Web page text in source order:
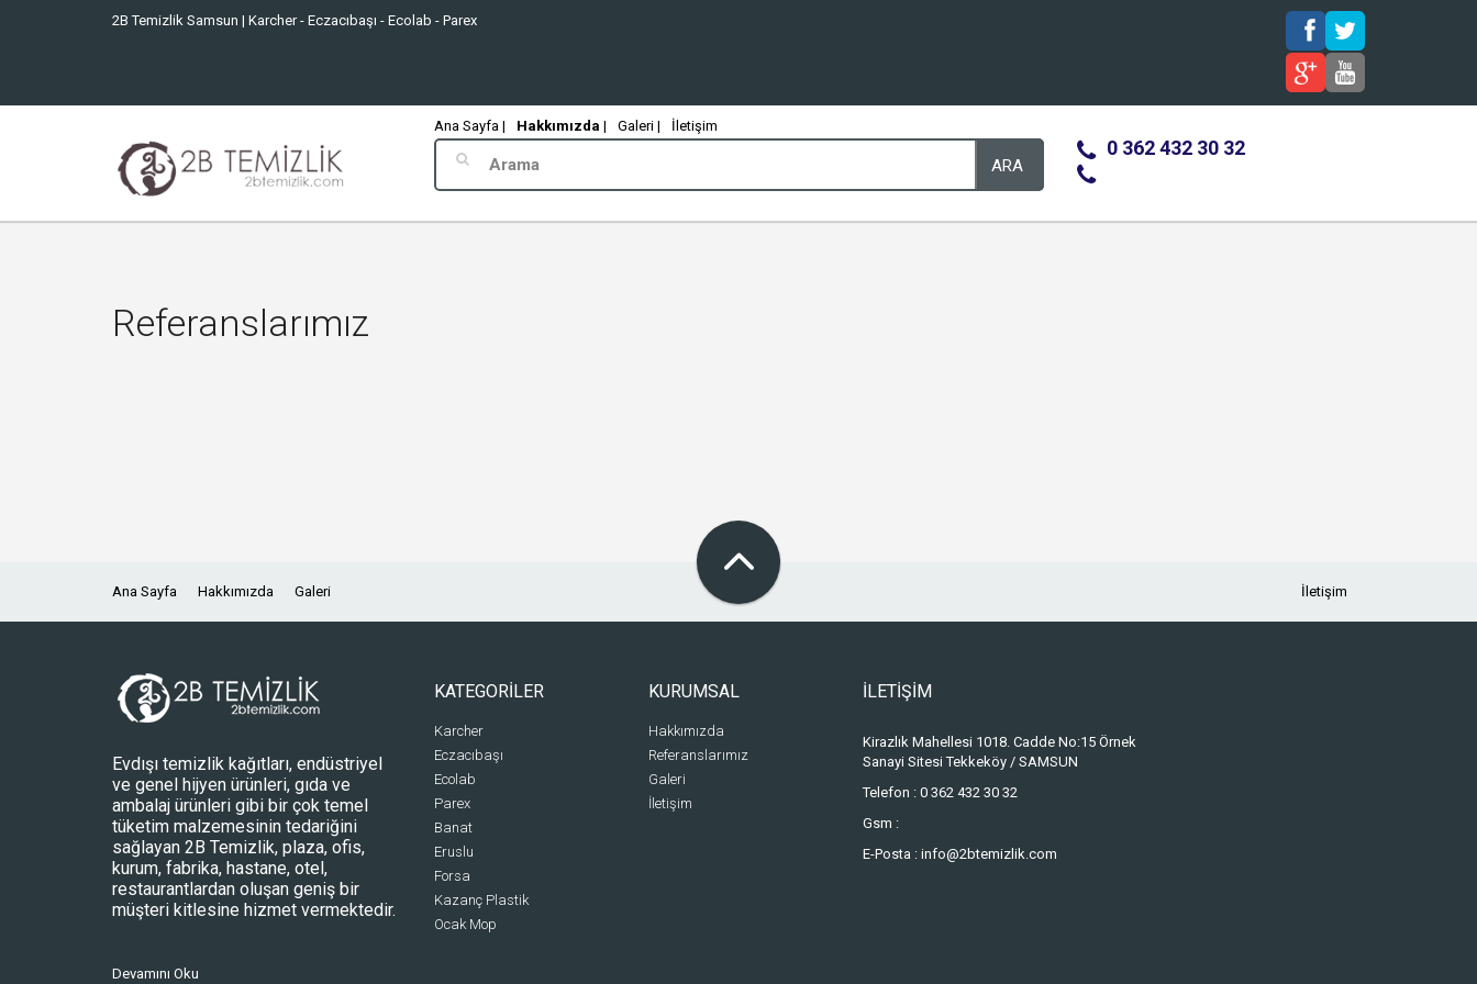
2B Temizlik Samsun | Karcher - Eczacıbaşı - Ecolab - Parex
Ana Sayfa | Hakkımızda | Galeri | İletişim
ARA
0 362 432 30 32
Referanslarımız
Ana Sayfa Hakkımızda Galeri İletişim
Evdışı temizlik kağıtları, endüstriyel
ve genel hijyen ürünleri, gıda ve
ambalaj ürünleri gibi bir çok temel
tüketim malzemesinin tedariğini
sağlayan 2B Temizlik, plaza, ofis,
kurum, fabrika, hastane, otel,
restaurantlardan oluşan geniş bir
müşteri kitlesine hizmet vermektedir.
Devamını Oku
KATEGORİLER
Karcher
Eczacıbaşı
Ecolab
Parex
Banat
Eruslu
Forsa
Kazanç Plastik
Ocak Mop
KURUMSAL
Hakkımızda
Referanslarımız
Galeri
İletişim
İLETİŞİM
Kirazlık Mahellesi 1018. Cadde No:15 Örnek
Sanayi Sitesi Tekkeköy / SAMSUN
Telefon : 0 362 432 30 32
Gsm :
E-Posta : info@2btemizlik.com